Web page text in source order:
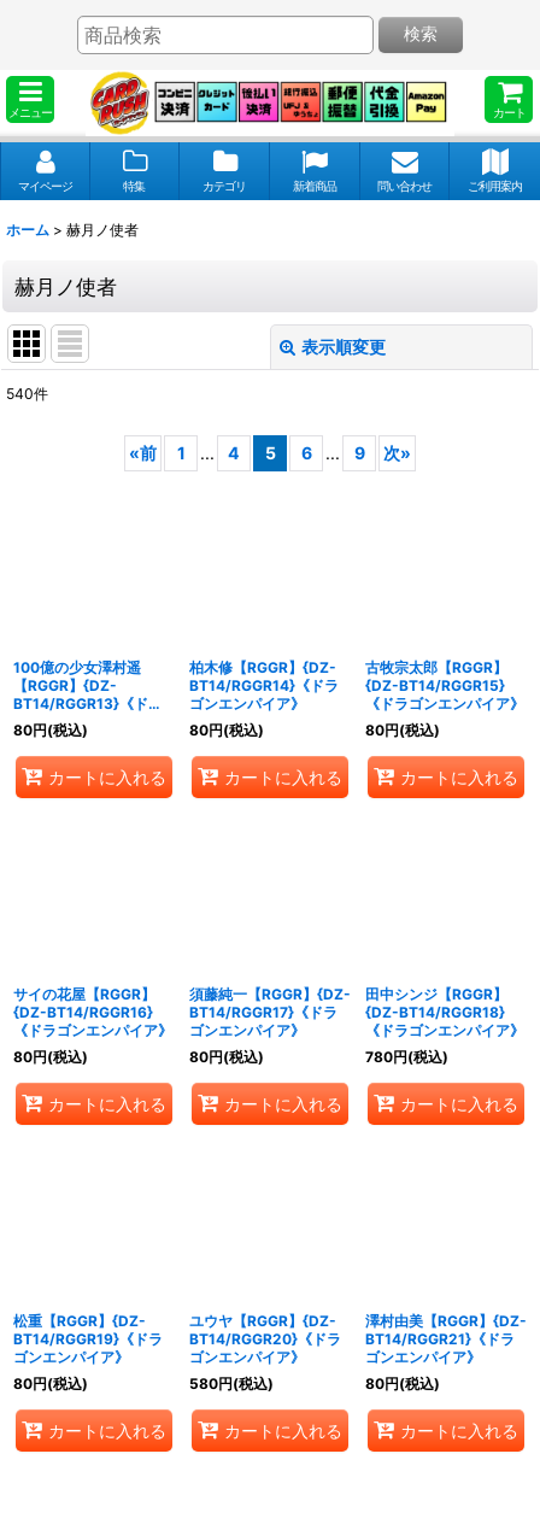
メニュー カート
検索
マイページ 特集 カテゴリ 新着商品 問い合わせ ご利用案内
ホーム > 赫月ノ使者
赫月ノ使者
表示順変更
540件
«前 1 ... 4 5 6 ... 9 次»
100億の少女澤村遥
【RGGR】{DZ-
BT14/RGGR13}《ドラ
ゴンエンパイア》
80円(税込)
カートに入れる
柏木修【RGGR】{DZ-
BT14/RGGR14}《ドラ
ゴンエンパイア》
80円(税込)
カートに入れる
古牧宗太郎【RGGR】
{DZ-BT14/RGGR15}
《ドラゴンエンパイア》
80円(税込)
カートに入れる
サイの花屋【RGGR】
{DZ-BT14/RGGR16}
《ドラゴンエンパイア》
80円(税込)
カートに入れる
須藤純一【RGGR】{DZ-
BT14/RGGR17}《ドラ
ゴンエンパイア》
80円(税込)
カートに入れる
田中シンジ【RGGR】
{DZ-BT14/RGGR18}
《ドラゴンエンパイア》
780円(税込)
カートに入れる
松重【RGGR】{DZ-
BT14/RGGR19}《ドラ
ゴンエンパイア》
80円(税込)
カートに入れる
ユウヤ【RGGR】{DZ-
BT14/RGGR20}《ドラ
ゴンエンパイア》
580円(税込)
カートに入れる
澤村由美【RGGR】{DZ-
BT14/RGGR21}《ドラ
ゴンエンパイア》
80円(税込)
カートに入れる